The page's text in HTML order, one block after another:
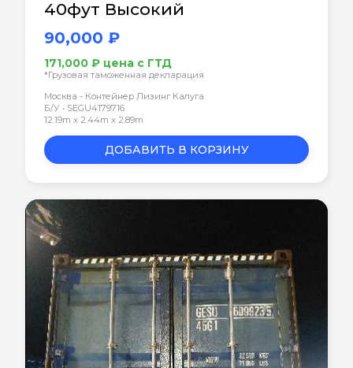
40фут Высокий
90,000 ₽
171,000 ₽ цена с ГТД
*Грузовая таможенная декларация
Москва - Контейнер Лизинг Калуга
Б/У • SEGU4179716
12.19m x 2.44m x 2.89m
ДОБАВИТЬ В КОРЗИНУ